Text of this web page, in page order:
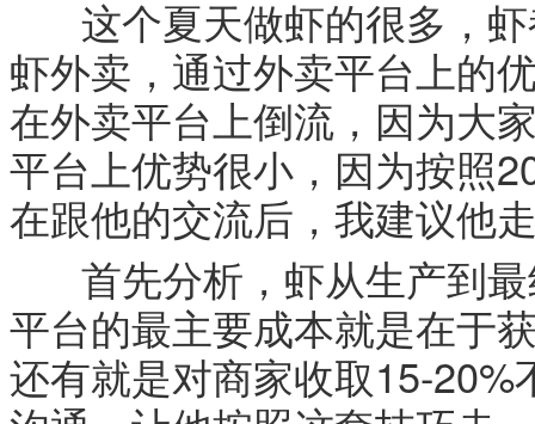
这个夏天做虾的很多，虾
虾外卖，通过外卖平台上的
在外卖平台上倒流，因为大
平台上优势很小，因为按照
在跟他的交流后，我建议他
首先分析，虾从生产到最
平台的最主要成本就是在于
还有就是对商家收取15-